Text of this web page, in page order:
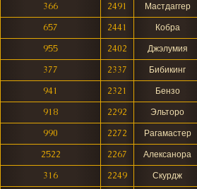
366
2491
Мастдаггер
657
2441
Кобра
955
2402
Джэлумия
377
2337
Бибикинг
941
2321
Бензо
918
2292
Эльторо
990
2272
Рагамастер
2522
2267
Алексанора
316
2249
Скурдж